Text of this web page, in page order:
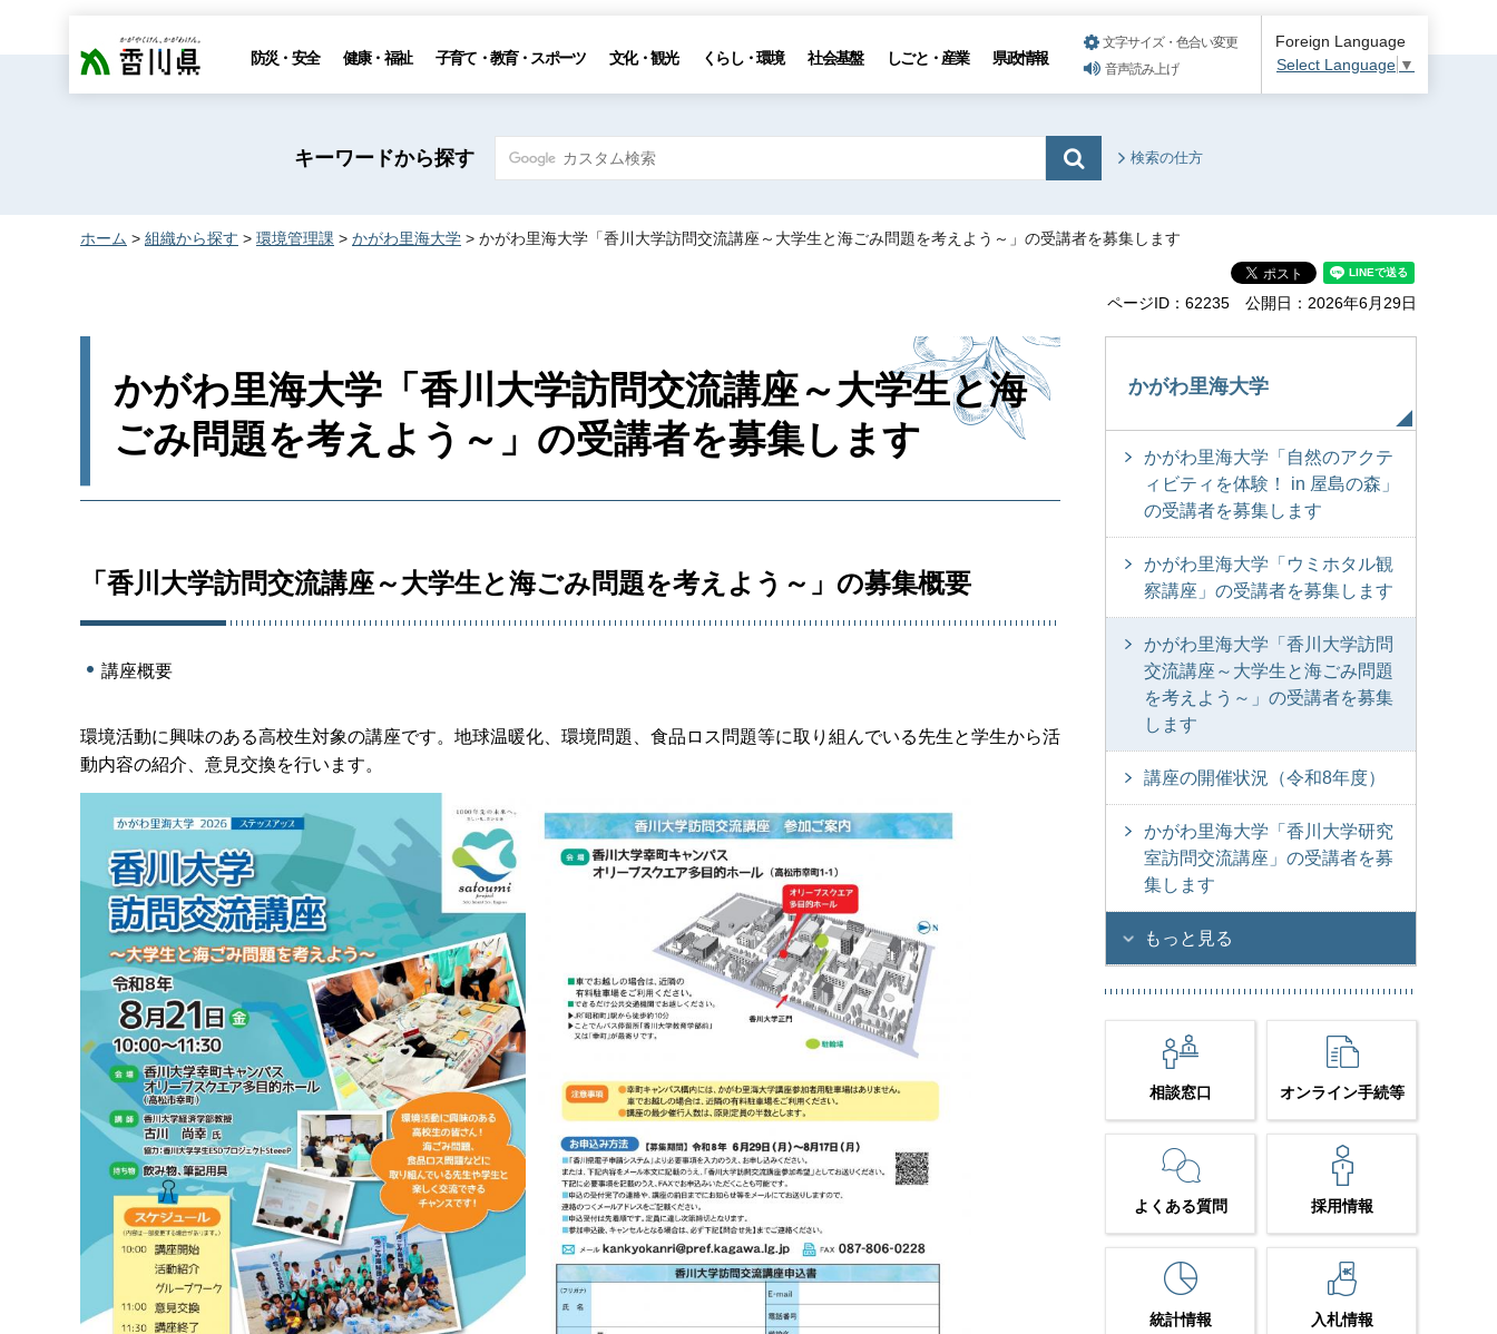
香川県 防災・安全 健康・福祉 子育て・教育・スポーツ 文化・観光 くらし・環境 社会基盤 しごと・産業 県政情報
文字サイズ・色合い変更
音声読み上げ
Foreign Language
Select Language ▼
キーワードから探す 検索の仕方
ホーム > 組織から探す > 環境管理課 > かがわ里海大学 > かがわ里海大学「香川大学訪問交流講座～大学生と海ごみ問題を考えよう～」の受講者を募集します
ページID：62235 公開日：2026年6月29日
かがわ里海大学「香川大学訪問交流講座～大学生と海
ごみ問題を考えよう～」の受講者を募集します
「香川大学訪問交流講座～大学生と海ごみ問題を考えよう～」の募集概要
講座概要
環境活動に興味のある高校生対象の講座です。地球温暖化、環境問題、食品ロス問題等に取り組んでいる先生と学生から活
動内容の紹介、意見交換を行います。
かがわ里海大学
かがわ里海大学「自然のアクテ
ィビティを体験！ in 屋島の森」
の受講者を募集します
かがわ里海大学「ウミホタル観
察講座」の受講者を募集します
かがわ里海大学「香川大学訪問
交流講座～大学生と海ごみ問題
を考えよう～」の受講者を募集
します
講座の開催状況（令和8年度）
かがわ里海大学「香川大学研究
室訪問交流講座」の受講者を募
集します
もっと見る
相談窓口 オンライン手続等
よくある質問 採用情報
統計情報 入札情報